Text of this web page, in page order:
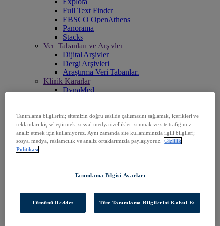
Explora
Full Text Finder
EBSCO OpenAthens
Panorama
Stacks
Veri Tabanları ve Arşivler
Dijital Arşivler
Dergi Arşivleri
Araştırma Veri Tabanları
Klinik Kararlar
DynaMed
Kitaplar ve e-Koleksiyonlar
EBSCO eBooks
EBSCOhost Collection Manager
Professional Services
Bizimle iletişime geçin
Keşfet
EBSCOpost Blog
Kaynak Merkezi
Tanımlama bilgilerini; sitemizin doğru şekilde çalışmasını sağlamak, içerikleri ve
reklamları kişiselleştirmek, sosyal medya özellikleri sunmak ve site trafiğimizi
analiz etmek için kullanıyoruz. Aynı zamanda site kullanımınızla ilgili bilgileri;
sosyal medya, reklamcılık ve analiz ortaklarımızla paylaşıyoruz.
Gizlilik
Politikası
Tanımlama Bilgisi Ayarları
Tümünü Reddet Tüm Tanımlama Bilgilerini Kabul Et